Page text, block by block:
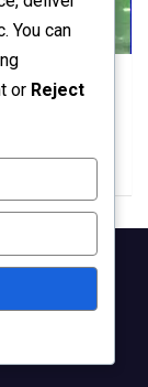
नेटवर्क
You can
or Reject